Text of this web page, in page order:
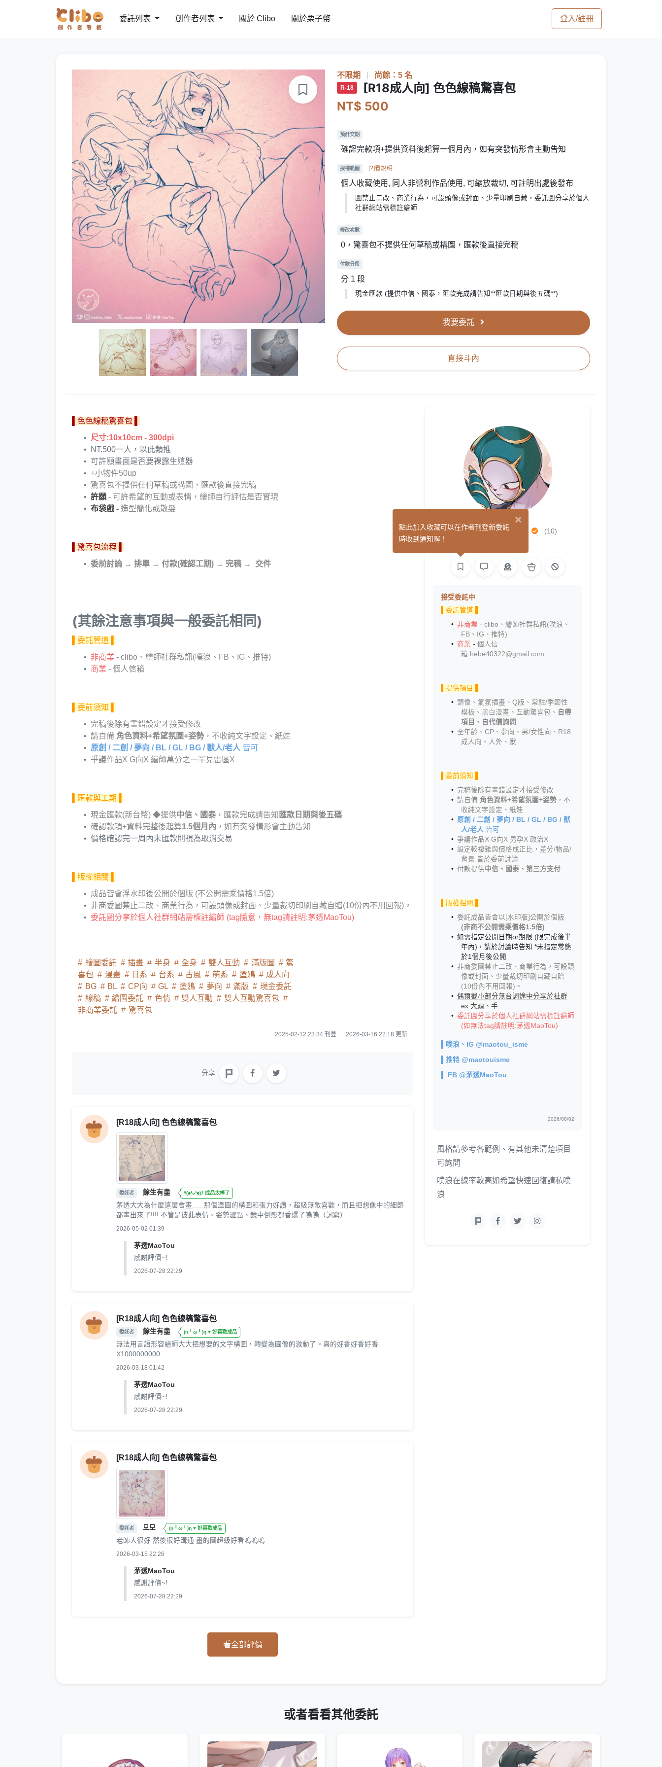
委託列表 創作者列表 關於 Clibo 關於栗子幣 登入/註冊
不限期 尚餘：5 名
R-18
[R18成人向] 色色線稿驚喜包
NT$ 500
預計交期
確認完款項+提供資料後起算一個月內，如有突發情形會主動告知
授權範圍 [?]看說明
個人收藏使用, 同人非營利作品使用, 可縮放裁切, 可註明出處後發布
圖禁止二改、商業行為，可設頭像或封面、少量印刷自藏，委託圖分享於個人
社群網站需標註繪師
修改次數
0，驚喜包不提供任何草稿或構圖，匯款後直接完稿
付款分段
分 1 段
現金匯款 (提供中信、國泰，匯款完成請告知**匯款日期與後五碼**)
我要委託
直接斗內
▌色色線稿驚喜包 ▌
尺寸:10x10cm - 300dpi
NT.500一人，以此類推
可許願畫面是否要裸露生殖器
+小物件50up
驚喜包不提供任何草稿或構圖，匯款後直接完稿
許願 - 可許希望的互動或表情，繪師自行評估是否實現
布袋戲 - 造型簡化或散髮
▌驚喜包流程 ▌
委前討論 → 排單 → 付款(確認工期) → 完稿 → 交件
(其餘注意事項與一般委託相同)
▌委託管道 ▌
非商業 - clibo、繪師社群私訊(噗浪、FB、IG、推特)
商業 - 個人信箱
▌委前須知 ▌
完稿後除有畫錯設定才接受修改
請自備 角色資料+希望氛圍+姿勢 ，不收純文字設定、紙娃
原創 / 二創 / 夢向 / BL / GL / BG / 獸人/老人 皆可
爭議作品X G向X 繪師萬分之一罕見雷區X
▌匯款與工期 ▌
現金匯款(新台幣) ◆提供中信、國泰 ，匯款完成請告知 匯款日期與後五碼
確認款項+資料完整後起算1.5個月內 ，如有突發情形會主動告知
價格確認完一周內未匯款則視為取消交易
▌版權相關 ▌
成品皆會浮水印後公開於個版 (不公開需乘價格1.5倍)
非商委圖禁止二改、商業行為，可設頭像或封面、少量裁切印刷自藏自贈(10份內不用回報)。
委託圖分享於個人社群網站需標註繪師 (tag隨意，無tag請註明:茅透MaoTou)
繪圖委託 插畫 半身 全身 雙人互動 滿版圖
驚
喜包
漫畫 日系 台系 古風 萌系 塗鴉
成人向
BG
BL CP向 GL 塗鴉 夢向 滿版
現金委託
線稿
繪圖委託 色情 雙人互動
雙人互動驚喜包
非商業委託
驚喜包
2025-02-12 23:34 刊登 2026-03-16 22:18 更新
分享
[R18成人向] 色色線稿驚喜包
委託者 餘生有盡 ٩(๑❛ᴗ❛๑)۶ 成品太棒了
茅透大大為什麼這麼會畫......那個澀圖的構圖和張力好讚，超級無敵喜歡，而且把想像中的細節
都畫出來了!!!! 不管是彼此表情、姿勢澀點、鏡中倒影都香爆了嗚嗚（詞窮）
2026-05-02 01:39
茅透MaoTou
感謝評價~!
2026-07-28 22:29
[R18成人向] 色色線稿驚喜包
委託者 餘生有盡 (n╹ω╹)η ♥ 好喜歡成品
無法用言語形容繪師大大把想要的文字構圖，轉變為圖像的激動了。真的好香好香好香
X1000000000
2026-03-18 01:42
茅透MaoTou
感謝評價~!
2026-07-28 22:29
[R18成人向] 色色線稿驚喜包
委託者 모모 (n╹ω╹)η ♥ 好喜歡成品
老師人很好 然後很好溝通 畫的圖超級好看嗚嗚嗚
2026-03-15 22:26
茅透MaoTou
感謝評價~!
2026-07-28 22:29
看全部評價
茅透MaoTou (10)
接受委託中
▌委託管道 ▌
非商業 - clibo、繪師社群私訊(噗浪、
FB、IG、推特)
商業 - 個人信
箱:hebe40322@gmail.com
▌提供項目 ▌
頭像、氣氛插畫、Q版、常駐/季節性
模板、黑白漫畫、互動驚喜包、 自帶
項目、自代價詢問
全年齡、CP、夢向、男/女性向、R18
成人向、人外、獸
▌委前須知 ▌
完稿後除有畫錯設定才接受修改
請自備 角色資料+希望氛圍+姿勢，不
收純文字設定、紙娃
原創 / 二創 / 夢向 / BL / GL / BG / 獸
人/老人 皆可
爭議作品X G向X 男孕X 政治X
設定較複雜與價格成正比，差分/物品/
背景 皆於委前討論
付款提供中信、國泰、第三方支付
▌版權相關 ▌
委託成品皆會以[水印版]公開於個版
(非商不公開需乘價格1.5倍)
如需指定公開日期or期限 (限完成後半
年內)，請於討論時告知 *未指定常態
於1個月後公開
非商委圖禁止二改、商業行為，可設頭
像或封面、少量裁切印刷自藏自贈
(10份內不用回報)。
偶爾截小部分無台詞途中分享於社群
ex.大頭、手...
委託圖分享於個人社群網站需標註繪師
(如無法tag請註明:茅透MaoTou)
噗浪、IG @maotou_isme
▌推特 @maotouisme
FB @茅透MaoTou
2026/08/02
風格請參考各範例、有其他未清楚項目
可詢問
噗浪在線率較高如希望快速回復請私噗
浪
或者看看其他委託
×
點此加入收藏可以在作者刊登新委託
時收到通知喔！